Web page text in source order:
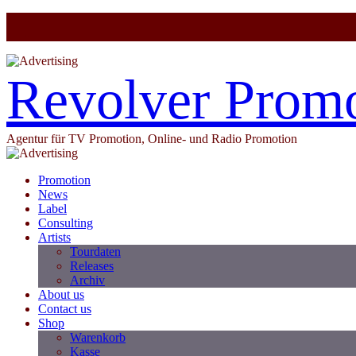
Revolver
Agentur für TV Promotion, Online- und Radio Promotion
Promotion
News
Label
Consulting
Artists
Tourdaten
Releases
Archiv
About us
Contact us
Shop
Warenkorb
Kasse